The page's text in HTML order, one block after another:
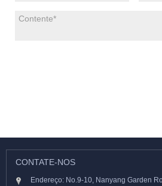
CONTATE-NOS
Endereço: No.9-10, Nanyang Garden